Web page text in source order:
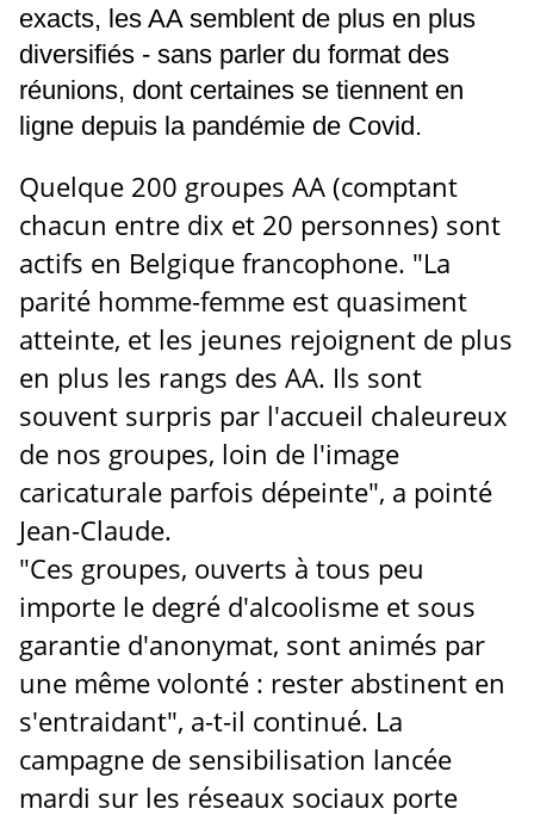
exacts, les AA semblent de plus en plus
diversifiés - sans parler du format des
réunions, dont certaines se tiennent en
ligne depuis la pandémie de Covid.
Quelque 200 groupes AA (comptant
chacun entre dix et 20 personnes) sont
actifs en Belgique francophone. "La
parité homme-femme est quasiment
atteinte, et les jeunes rejoignent de plus
en plus les rangs des AA. Ils sont
souvent surpris par l'accueil chaleureux
de nos groupes, loin de l'image
caricaturale parfois dépeinte", a pointé
Jean-Claude.
"Ces groupes, ouverts à tous peu
importe le degré d'alcoolisme et sous
garantie d'anonymat, sont animés par
une même volonté : rester abstinent en
s'entraidant", a-t-il continué. La
campagne de sensibilisation lancée
mardi sur les réseaux sociaux porte